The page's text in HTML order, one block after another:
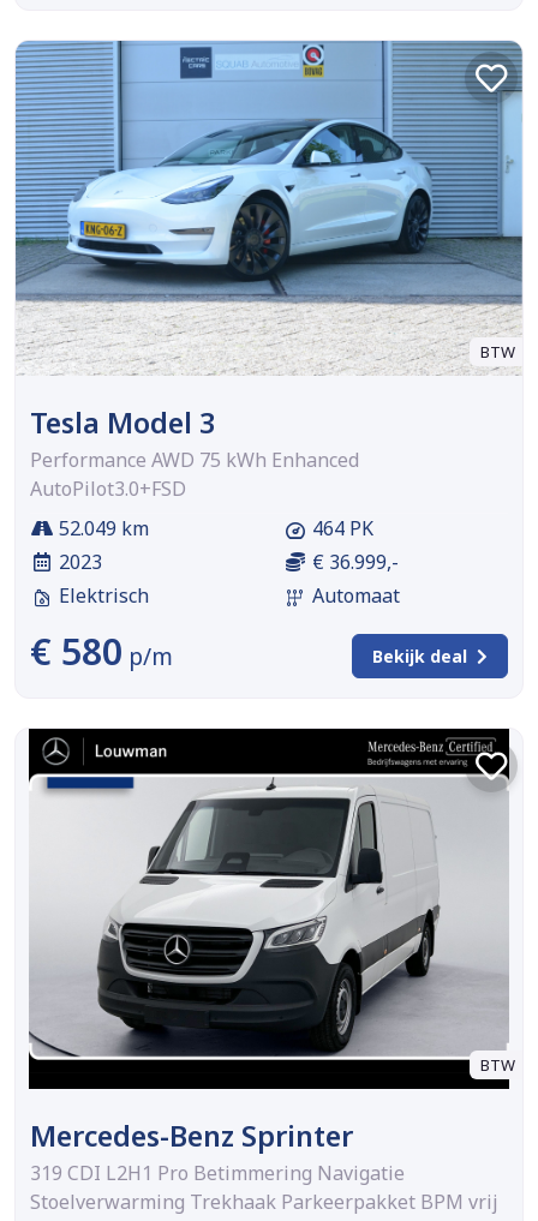
BTW
Tesla Model 3
Performance AWD 75 kWh Enhanced
AutoPilot3.0+FSD
52.049 km
2023
Elektrisch
464 PK
€ 36.999,-
Automaat
€ 580 p/m Bekijk deal
BTW
Mercedes-Benz Sprinter
319 CDI L2H1 Pro Betimmering Navigatie
Stoelverwarming Trekhaak Parkeerpakket BPM vrij